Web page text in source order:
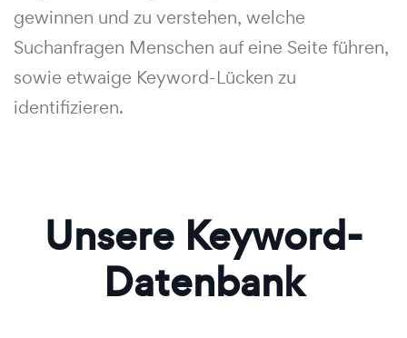
gewinnen und zu verstehen, welche
Suchanfragen Menschen auf eine Seite führen,
sowie etwaige Keyword-Lücken zu
identifizieren.
Unsere Keyword-
Datenbank